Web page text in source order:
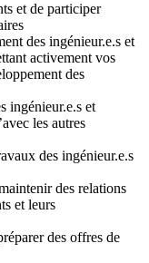
et de participer
des ingénieur.e.s et
activement vos
des
ingénieur.e.s et
les autres
des ingénieur.e.s
des relations
et leurs
des offres de